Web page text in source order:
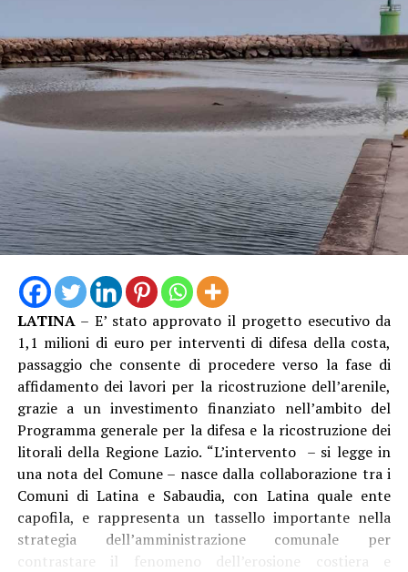
LATINA– E’ stato approvato il progetto esecutivo da
1,1 milioni di euro per interventi di difesa della costa,
passaggio che consente di procedere verso la fase di
affidamento dei lavori per la ricostruzione dell’arenile,
grazie a un investimento finanziato nell’ambito del
Programma generale per la difesa e la ricostruzione dei
litorali della Regione Lazio. “L’intervento – si legge in
una nota del Comune – nasce dalla collaborazione tra i
Comuni di Latina e Sabaudia, con Latina quale ente
capofila, e rappresenta un tassello importante nella
strategia dell’amministrazione comunale per
contrastare il fenomeno dell’erosione costiera e